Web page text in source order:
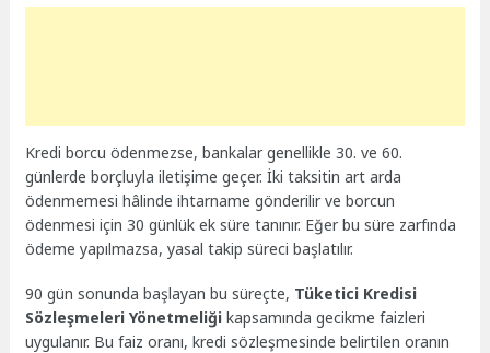
Kredi borcu ödenmezse, bankalar genellikle 30. ve 60.
günlerde borçluyla iletişime geçer. İki taksitin art arda
ödenmemesi hâlinde ihtarname gönderilir ve borcun
ödenmesi için 30 günlük ek süre tanınır. Eğer bu süre zarfında
ödeme yapılmazsa, yasal takip süreci başlatılır.
90 gün sonunda başlayan bu süreçte, Tüketici Kredisi
Sözleşmeleri Yönetmeliği kapsamında gecikme faizleri
uygulanır. Bu faiz oranı, kredi sözleşmesinde belirtilen oranın